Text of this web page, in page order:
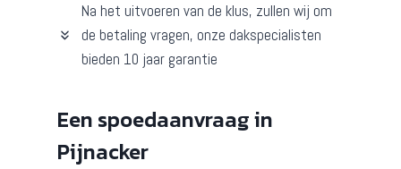
Na het uitvoeren van de klus, zullen wij om
de betaling vragen, onze dakspecialisten
bieden 10 jaar garantie
Een spoedaanvraag in
Pijnacker